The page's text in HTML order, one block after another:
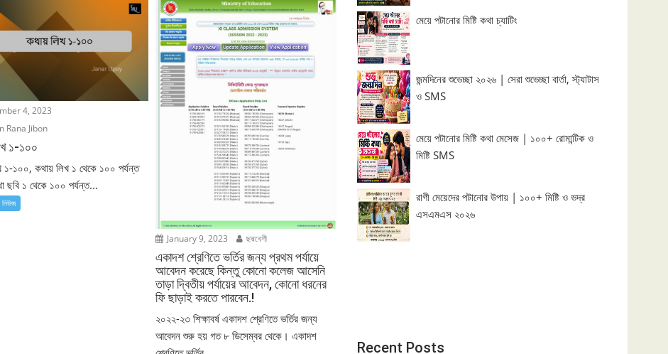
4, 2023
Rana Jibon
১-১০০
১-১০০, কথায় লিখ ১ থেকে ১০০ পর্যন্ত
ছবি ১ থেকে ১০০ পর্যন্ত...
নিউজ
January 9, 2023 ছদ্মবেশী
একাদশ শ্রেণিতে ভর্তির জন্য প্রথম পর্যায়ে
আবেদন করেছে কিন্তু কোনো কলেজ আসেনি
তাড়া দ্বিতীয় পর্যায়ের আবেদন, কোনো ধরনের
ফি ছাড়াই করতে পারবেন.!
২০২২-২৩ শিক্ষাবর্ষ একাদশ শ্রেণিতে ভর্তির জন্য
আবেদন শুরু হয় গত ৮ ডিসেম্বর থেকে। একাদশ
মেয়ে পটানোর মিষ্টি কথা চ্যাটিং
জন্মদিনের শুভেচ্ছা ২০২৬ | সেরা শুভেচ্ছা বার্তা, স্ট্যাটাস
ও SMS
মেয়ে পটানোর মিষ্টি কথা মেসেজ | ১০০+ রোমান্টিক ও
মিষ্টি SMS
রাগী মেয়েদের পটানোর উপায় | ১০০+ মিষ্টি ও ভদ্র
এসএমএস ২০২৬
Recent Posts